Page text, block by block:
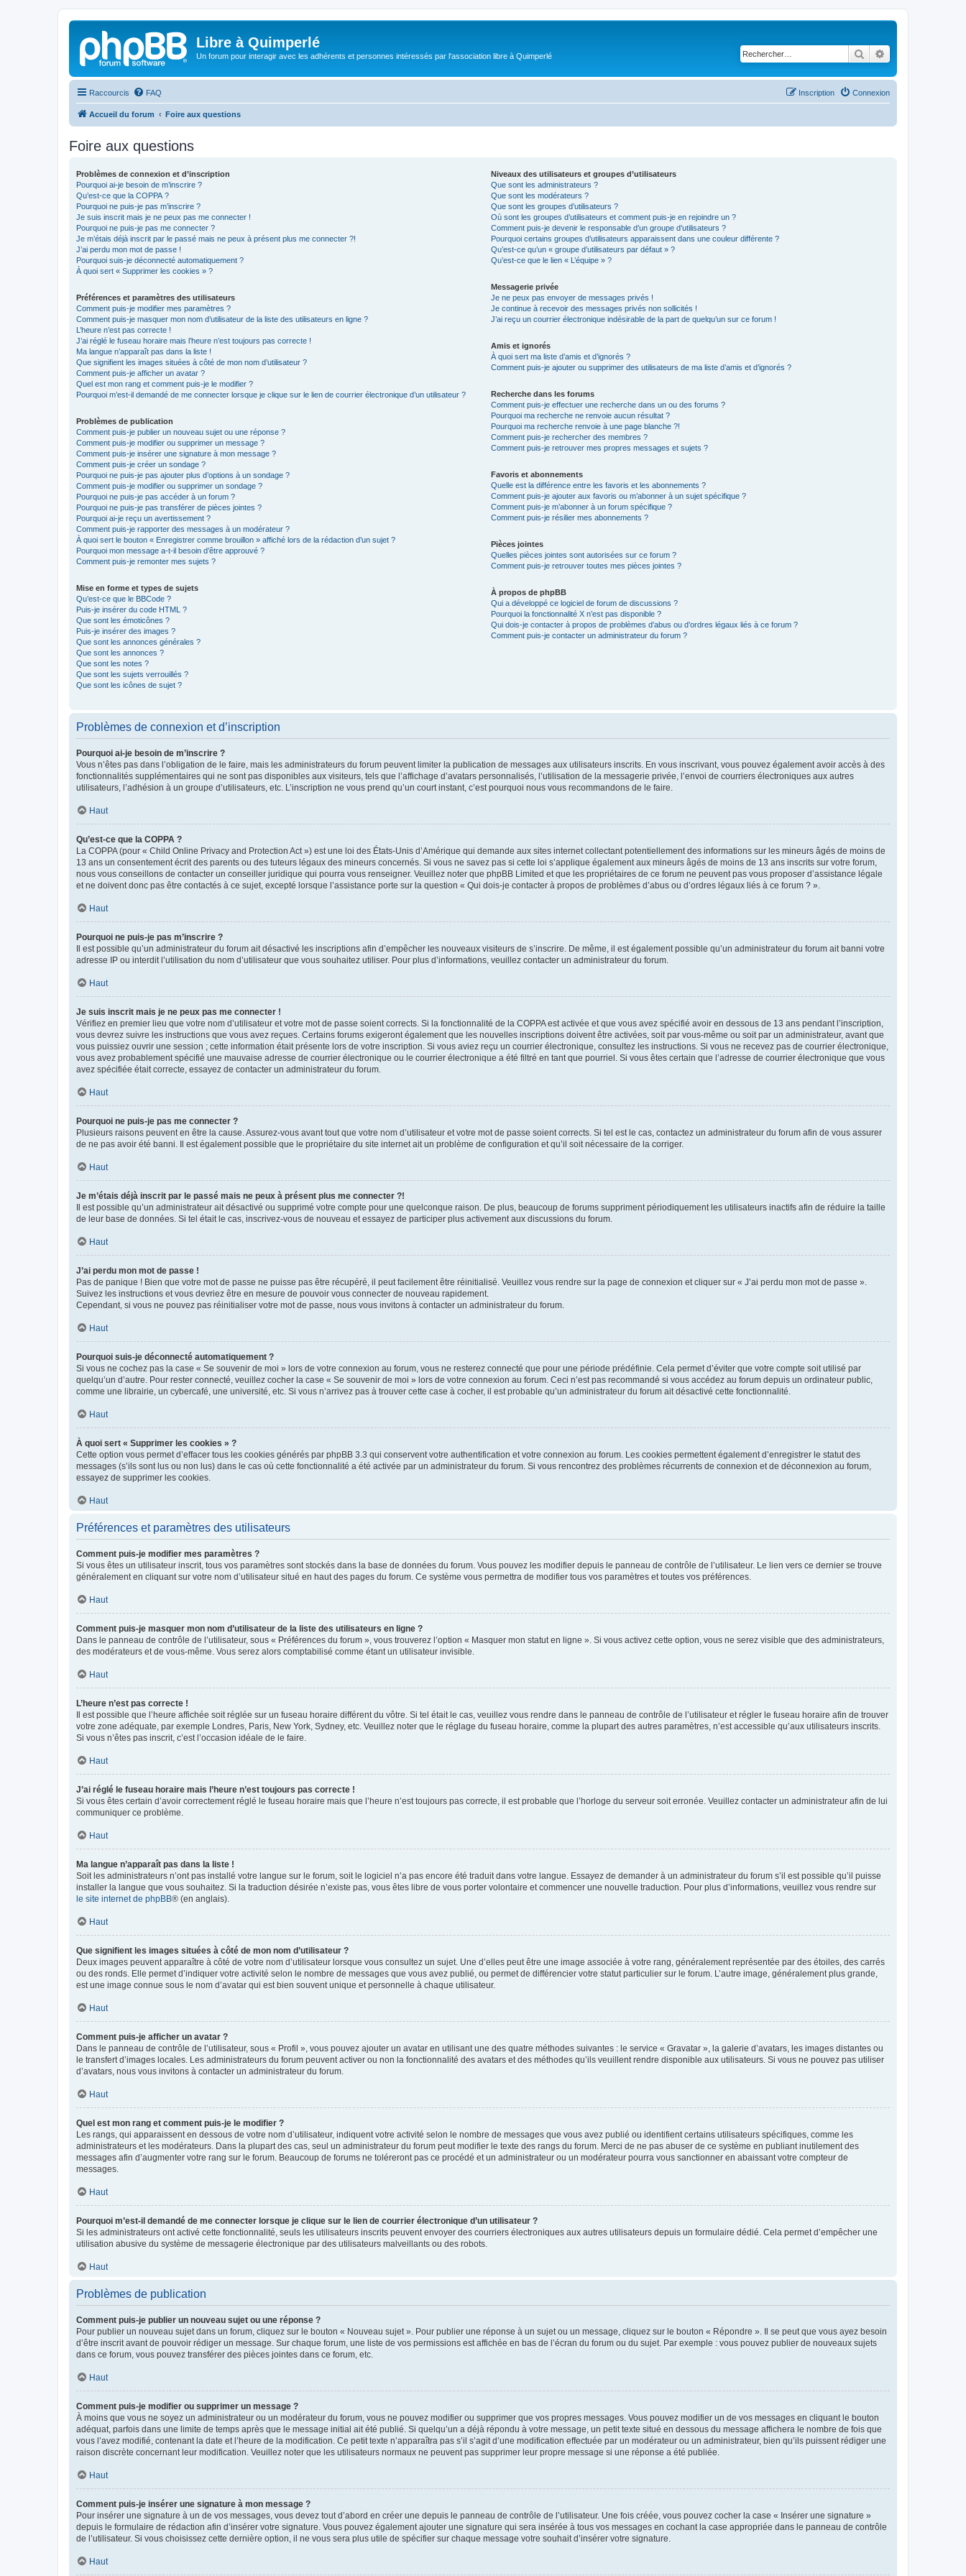
Libre à Quimperlé
Un forum pour interagir avec les adhérents et personnes intéressés par l'association libre à Quimperlé Rechercher
Raccourcis FAQ Connexion
Inscription
Accueil du forum Foire aux questions
Foire aux questions
Problèmes de connexion et d’inscription
Pourquoi ai-je besoin de m’inscrire ?
Qu’est-ce que la COPPA ?
Pourquoi ne puis-je pas m’inscrire ?
Je suis inscrit mais je ne peux pas me connecter !
Pourquoi ne puis-je pas me connecter ?
Je m’étais déjà inscrit par le passé mais ne peux à présent plus me connecter ?!
J’ai perdu mon mot de passe !
Pourquoi suis-je déconnecté automatiquement ?
À quoi sert « Supprimer les cookies » ?
Préférences et paramètres des utilisateurs
Comment puis-je modifier mes paramètres ?
Comment puis-je masquer mon nom d’utilisateur de la liste des utilisateurs en ligne ?
L’heure n’est pas correcte !
J’ai réglé le fuseau horaire mais l’heure n’est toujours pas correcte !
Ma langue n’apparaît pas dans la liste !
Que signifient les images situées à côté de mon nom d’utilisateur ?
Comment puis-je afficher un avatar ?
Quel est mon rang et comment puis-je le modifier ?
Pourquoi m’est-il demandé de me connecter lorsque je clique sur le lien de courrier électronique d’un utilisateur ?
Problèmes de publication
Comment puis-je publier un nouveau sujet ou une réponse ?
Comment puis-je modifier ou supprimer un message ?
Comment puis-je insérer une signature à mon message ?
Comment puis-je créer un sondage ?
Pourquoi ne puis-je pas ajouter plus d’options à un sondage ?
Comment puis-je modifier ou supprimer un sondage ?
Pourquoi ne puis-je pas accéder à un forum ?
Pourquoi ne puis-je pas transférer de pièces jointes ?
Pourquoi ai-je reçu un avertissement ?
Comment puis-je rapporter des messages à un modérateur ?
À quoi sert le bouton « Enregistrer comme brouillon » affiché lors de la rédaction d’un sujet ?
Pourquoi mon message a-t-il besoin d’être approuvé ?
Comment puis-je remonter mes sujets ?
Mise en forme et types de sujets
Qu’est-ce que le BBCode ?
Puis-je insérer du code HTML ?
Que sont les émoticônes ?
Puis-je insérer des images ?
Que sont les annonces générales ?
Que sont les annonces ?
Que sont les notes ?
Que sont les sujets verrouillés ?
Que sont les icônes de sujet ?
Niveaux des utilisateurs et groupes d’utilisateurs
Que sont les administrateurs ?
Que sont les modérateurs ?
Que sont les groupes d’utilisateurs ?
Où sont les groupes d’utilisateurs et comment puis-je en rejoindre un ?
Comment puis-je devenir le responsable d’un groupe d’utilisateurs ?
Pourquoi certains groupes d’utilisateurs apparaissent dans une couleur différente ?
Qu’est-ce qu’un « groupe d’utilisateurs par défaut » ?
Qu’est-ce que le lien « L’équipe » ?
Messagerie privée
Je ne peux pas envoyer de messages privés !
Je continue à recevoir des messages privés non sollicités !
J’ai reçu un courrier électronique indésirable de la part de quelqu’un sur ce forum !
Amis et ignorés
À quoi sert ma liste d’amis et d’ignorés ?
Comment puis-je ajouter ou supprimer des utilisateurs de ma liste d’amis et d’ignorés ?
Recherche dans les forums
Comment puis-je effectuer une recherche dans un ou des forums ?
Pourquoi ma recherche ne renvoie aucun résultat ?
Pourquoi ma recherche renvoie à une page blanche ?!
Comment puis-je rechercher des membres ?
Comment puis-je retrouver mes propres messages et sujets ?
Favoris et abonnements
Quelle est la différence entre les favoris et les abonnements ?
Comment puis-je ajouter aux favoris ou m’abonner à un sujet spécifique ?
Comment puis-je m’abonner à un forum spécifique ?
Comment puis-je résilier mes abonnements ?
Pièces jointes
Quelles pièces jointes sont autorisées sur ce forum ?
Comment puis-je retrouver toutes mes pièces jointes ?
À propos de phpBB
Qui a développé ce logiciel de forum de discussions ?
Pourquoi la fonctionnalité X n’est pas disponible ?
Qui dois-je contacter à propos de problèmes d’abus ou d’ordres légaux liés à ce forum ?
Comment puis-je contacter un administrateur du forum ?
Problèmes de connexion et d’inscription
Pourquoi ai-je besoin de m’inscrire ?
Vous n’êtes pas dans l’obligation de le faire, mais les administrateurs du forum peuvent limiter la publication de messages aux utilisateurs inscrits. En vous inscrivant, vous pouvez également avoir accès à des
fonctionnalités supplémentaires qui ne sont pas disponibles aux visiteurs, tels que l’affichage d’avatars personnalisés, l’utilisation de la messagerie privée, l’envoi de courriers électroniques aux autres
utilisateurs, l’adhésion à un groupe d’utilisateurs, etc. L’inscription ne vous prend qu’un court instant, c’est pourquoi nous vous recommandons de le faire.
Haut
Qu’est-ce que la COPPA ?
La COPPA (pour « Child Online Privacy and Protection Act ») est une loi des États-Unis d’Amérique qui demande aux sites internet collectant potentiellement des informations sur les mineurs âgés de moins de
13 ans un consentement écrit des parents ou des tuteurs légaux des mineurs concernés. Si vous ne savez pas si cette loi s’applique également aux mineurs âgés de moins de 13 ans inscrits sur votre forum,
nous vous conseillons de contacter un conseiller juridique qui pourra vous renseigner. Veuillez noter que phpBB Limited et que les propriétaires de ce forum ne peuvent pas vous proposer d’assistance légale
et ne doivent donc pas être contactés à ce sujet, excepté lorsque l’assistance porte sur la question « Qui dois-je contacter à propos de problèmes d’abus ou d’ordres légaux liés à ce forum ? ».
Haut
Pourquoi ne puis-je pas m’inscrire ?
Il est possible qu’un administrateur du forum ait désactivé les inscriptions afin d’empêcher les nouveaux visiteurs de s’inscrire. De même, il est également possible qu’un administrateur du forum ait banni votre
adresse IP ou interdit l’utilisation du nom d’utilisateur que vous souhaitez utiliser. Pour plus d’informations, veuillez contacter un administrateur du forum.
Haut
Je suis inscrit mais je ne peux pas me connecter !
Vérifiez en premier lieu que votre nom d’utilisateur et votre mot de passe soient corrects. Si la fonctionnalité de la COPPA est activée et que vous avez spécifié avoir en dessous de 13 ans pendant l’inscription,
vous devrez suivre les instructions que vous avez reçues. Certains forums exigeront également que les nouvelles inscriptions doivent être activées, soit par vous-même ou soit par un administrateur, avant que
vous puissiez ouvrir une session ; cette information était présente lors de votre inscription. Si vous aviez reçu un courrier électronique, consultez les instructions. Si vous ne recevez pas de courrier électronique,
vous avez probablement spécifié une mauvaise adresse de courrier électronique ou le courrier électronique a été filtré en tant que pourriel. Si vous êtes certain que l’adresse de courrier électronique que vous
avez spécifiée était correcte, essayez de contacter un administrateur du forum.
Haut
Pourquoi ne puis-je pas me connecter ?
Plusieurs raisons peuvent en être la cause. Assurez-vous avant tout que votre nom d’utilisateur et votre mot de passe soient corrects. Si tel est le cas, contactez un administrateur du forum afin de vous assurer
de ne pas avoir été banni. Il est également possible que le propriétaire du site internet ait un problème de configuration et qu’il soit nécessaire de la corriger.
Haut
Je m’étais déjà inscrit par le passé mais ne peux à présent plus me connecter ?!
Il est possible qu’un administrateur ait désactivé ou supprimé votre compte pour une quelconque raison. De plus, beaucoup de forums suppriment périodiquement les utilisateurs inactifs afin de réduire la taille
de leur base de données. Si tel était le cas, inscrivez-vous de nouveau et essayez de participer plus activement aux discussions du forum.
Haut
J’ai perdu mon mot de passe !
Pas de panique ! Bien que votre mot de passe ne puisse pas être récupéré, il peut facilement être réinitialisé. Veuillez vous rendre sur la page de connexion et cliquer sur « J’ai perdu mon mot de passe ».
Suivez les instructions et vous devriez être en mesure de pouvoir vous connecter de nouveau rapidement.
Cependant, si vous ne pouvez pas réinitialiser votre mot de passe, nous vous invitons à contacter un administrateur du forum.
Haut
Pourquoi suis-je déconnecté automatiquement ?
Si vous ne cochez pas la case « Se souvenir de moi » lors de votre connexion au forum, vous ne resterez connecté que pour une période prédéfinie. Cela permet d’éviter que votre compte soit utilisé par
quelqu’un d’autre. Pour rester connecté, veuillez cocher la case « Se souvenir de moi » lors de votre connexion au forum. Ceci n’est pas recommandé si vous accédez au forum depuis un ordinateur public,
comme une librairie, un cybercafé, une université, etc. Si vous n’arrivez pas à trouver cette case à cocher, il est probable qu’un administrateur du forum ait désactivé cette fonctionnalité.
Haut
À quoi sert « Supprimer les cookies » ?
Cette option vous permet d’effacer tous les cookies générés par phpBB 3.3 qui conservent votre authentification et votre connexion au forum. Les cookies permettent également d’enregistrer le statut des
messages (s’ils sont lus ou non lus) dans le cas où cette fonctionnalité a été activée par un administrateur du forum. Si vous rencontrez des problèmes récurrents de connexion et de déconnexion au forum,
essayez de supprimer les cookies.
Haut
Préférences et paramètres des utilisateurs
Comment puis-je modifier mes paramètres ?
Si vous êtes un utilisateur inscrit, tous vos paramètres sont stockés dans la base de données du forum. Vous pouvez les modifier depuis le panneau de contrôle de l’utilisateur. Le lien vers ce dernier se trouve
généralement en cliquant sur votre nom d’utilisateur situé en haut des pages du forum. Ce système vous permettra de modifier tous vos paramètres et toutes vos préférences.
Haut
Comment puis-je masquer mon nom d’utilisateur de la liste des utilisateurs en ligne ?
Dans le panneau de contrôle de l’utilisateur, sous « Préférences du forum », vous trouverez l’option « Masquer mon statut en ligne ». Si vous activez cette option, vous ne serez visible que des administrateurs,
des modérateurs et de vous-même. Vous serez alors comptabilisé comme étant un utilisateur invisible.
Haut
L’heure n’est pas correcte !
Il est possible que l’heure affichée soit réglée sur un fuseau horaire différent du vôtre. Si tel était le cas, veuillez vous rendre dans le panneau de contrôle de l’utilisateur et régler le fuseau horaire afin de trouver
votre zone adéquate, par exemple Londres, Paris, New York, Sydney, etc. Veuillez noter que le réglage du fuseau horaire, comme la plupart des autres paramètres, n’est accessible qu’aux utilisateurs inscrits.
Si vous n’êtes pas inscrit, c’est l’occasion idéale de le faire.
Haut
J’ai réglé le fuseau horaire mais l’heure n’est toujours pas correcte !
Si vous êtes certain d’avoir correctement réglé le fuseau horaire mais que l’heure n’est toujours pas correcte, il est probable que l’horloge du serveur soit erronée. Veuillez contacter un administrateur afin de lui
communiquer ce problème.
Haut
Ma langue n’apparaît pas dans la liste !
Soit les administrateurs n’ont pas installé votre langue sur le forum, soit le logiciel n’a pas encore été traduit dans votre langue. Essayez de demander à un administrateur du forum s’il est possible qu’il puisse
installer la langue que vous souhaitez. Si la traduction désirée n’existe pas, vous êtes libre de vous porter volontaire et commencer une nouvelle traduction. Pour plus d’informations, veuillez vous rendre sur
le site internet de phpBB® (en anglais).
Haut
Que signifient les images situées à côté de mon nom d’utilisateur ?
Deux images peuvent apparaître à côté de votre nom d’utilisateur lorsque vous consultez un sujet. Une d’elles peut être une image associée à votre rang, généralement représentée par des étoiles, des carrés
ou des ronds. Elle permet d’indiquer votre activité selon le nombre de messages que vous avez publié, ou permet de différencier votre statut particulier sur le forum. L’autre image, généralement plus grande,
est une image connue sous le nom d’avatar qui est bien souvent unique et personnelle à chaque utilisateur.
Haut
Comment puis-je afficher un avatar ?
Dans le panneau de contrôle de l’utilisateur, sous « Profil », vous pouvez ajouter un avatar en utilisant une des quatre méthodes suivantes : le service « Gravatar », la galerie d’avatars, les images distantes ou
le transfert d’images locales. Les administrateurs du forum peuvent activer ou non la fonctionnalité des avatars et des méthodes qu’ils veuillent rendre disponible aux utilisateurs. Si vous ne pouvez pas utiliser
d’avatars, nous vous invitons à contacter un administrateur du forum.
Haut
Quel est mon rang et comment puis-je le modifier ?
Les rangs, qui apparaissent en dessous de votre nom d’utilisateur, indiquent votre activité selon le nombre de messages que vous avez publié ou identifient certains utilisateurs spécifiques, comme les
administrateurs et les modérateurs. Dans la plupart des cas, seul un administrateur du forum peut modifier le texte des rangs du forum. Merci de ne pas abuser de ce système en publiant inutilement des
messages afin d’augmenter votre rang sur le forum. Beaucoup de forums ne toléreront pas ce procédé et un administrateur ou un modérateur pourra vous sanctionner en abaissant votre compteur de
messages.
Haut
Pourquoi m’est-il demandé de me connecter lorsque je clique sur le lien de courrier électronique d’un utilisateur ?
Si les administrateurs ont activé cette fonctionnalité, seuls les utilisateurs inscrits peuvent envoyer des courriers électroniques aux autres utilisateurs depuis un formulaire dédié. Cela permet d’empêcher une
utilisation abusive du système de messagerie électronique par des utilisateurs malveillants ou des robots.
Haut
Problèmes de publication
Comment puis-je publier un nouveau sujet ou une réponse ?
Pour publier un nouveau sujet dans un forum, cliquez sur le bouton « Nouveau sujet ». Pour publier une réponse à un sujet ou un message, cliquez sur le bouton « Répondre ». Il se peut que vous ayez besoin
d’être inscrit avant de pouvoir rédiger un message. Sur chaque forum, une liste de vos permissions est affichée en bas de l’écran du forum ou du sujet. Par exemple : vous pouvez publier de nouveaux sujets
dans ce forum, vous pouvez transférer des pièces jointes dans ce forum, etc.
Haut
Comment puis-je modifier ou supprimer un message ?
À moins que vous ne soyez un administrateur ou un modérateur du forum, vous ne pouvez modifier ou supprimer que vos propres messages. Vous pouvez modifier un de vos messages en cliquant le bouton
adéquat, parfois dans une limite de temps après que le message initial ait été publié. Si quelqu’un a déjà répondu à votre message, un petit texte situé en dessous du message affichera le nombre de fois que
vous l’avez modifié, contenant la date et l’heure de la modification. Ce petit texte n’apparaîtra pas s’il s’agit d’une modification effectuée par un modérateur ou un administrateur, bien qu’ils puissent rédiger une
raison discrète concernant leur modification. Veuillez noter que les utilisateurs normaux ne peuvent pas supprimer leur propre message si une réponse a été publiée.
Haut
Comment puis-je insérer une signature à mon message ?
Pour insérer une signature à un de vos messages, vous devez tout d’abord en créer une depuis le panneau de contrôle de l’utilisateur. Une fois créée, vous pouvez cocher la case « Insérer une signature »
depuis le formulaire de rédaction afin d’insérer votre signature. Vous pouvez également ajouter une signature qui sera insérée à tous vos messages en cochant la case appropriée dans le panneau de contrôle
de l’utilisateur. Si vous choisissez cette dernière option, il ne vous sera plus utile de spécifier sur chaque message votre souhait d’insérer votre signature.
Haut